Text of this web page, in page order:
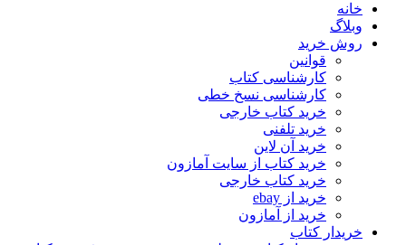
خانه
وبلاگ
روش خرید
قوانین
کارشناسی کتاب
کارشناسی نسخ خطی
خرید کتاب خارجی
خرید تلفنی
خرید آن لاین
خرید کتاب از سایت آمازون
خرید کتاب خارجی
خرید از ebay
خرید از آمازون
خریدار کتاب